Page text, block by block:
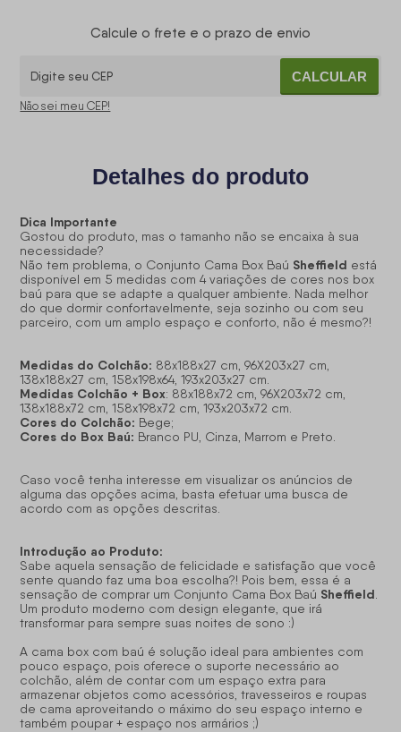
Calcule o frete e o prazo de envio
CALCULAR
Não sei meu CEP!
Detalhes do produto
Dica Importante
Gostou do produto, mas o tamanho não se encaixa à sua
necessidade?
Não tem problema, o Conjunto Cama Box Baú Sheffield está
disponível em 5 medidas com 4 variações de cores nos box
baú para que se adapte a qualquer ambiente. Nada melhor
do que dormir confortavelmente, seja sozinho ou com seu
parceiro, com um amplo espaço e conforto, não é mesmo?!
Medidas do Colchão: 88x188x27 cm, 96X203x27 cm,
138x188x27 cm, 158x198x64, 193x203x27 cm.
Medidas Colchão + Box: 88x188x72 cm, 96X203x72 cm,
138x188x72 cm, 158x198x72 cm, 193x203x72 cm.
Cores do Colchão: Bege;
Cores do Box Baú: Branco PU, Cinza, Marrom e Preto.
Caso você tenha interesse em visualizar os anúncios de
alguma das opções acima, basta efetuar uma busca de
acordo com as opções descritas.
Introdução ao Produto:
Sabe aquela sensação de felicidade e satisfação que você
sente quando faz uma boa escolha?! Pois bem, essa é a
sensação de comprar um Conjunto Cama Box Baú Sheffield.
Um produto moderno com design elegante, que irá
transformar para sempre suas noites de sono :)
A cama box com baú é solução ideal para ambientes com
pouco espaço, pois oferece o suporte necessário ao
colchão, além de contar com um espaço extra para
armazenar objetos como acessórios, travesseiros e roupas
de cama aproveitando o máximo do seu espaço interno e
também poupar + espaço nos armários ;)